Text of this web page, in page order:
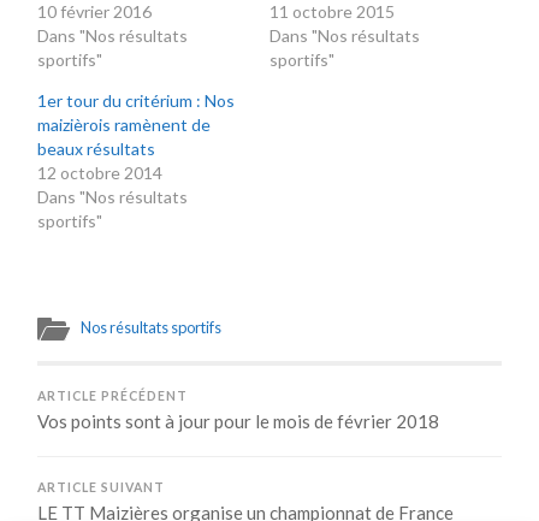
10 février 2016
Dans "Nos résultats
sportifs"
11 octobre 2015
Dans "Nos résultats
sportifs"
1er tour du critérium : Nos
maizièrois ramènent de
beaux résultats
12 octobre 2014
Dans "Nos résultats
sportifs"
Nos résultats sportifs
ARTICLE PRÉCÉDENT
Vos points sont à jour pour le mois de février 2018
ARTICLE SUIVANT
LE TT Maizières organise un championnat de France